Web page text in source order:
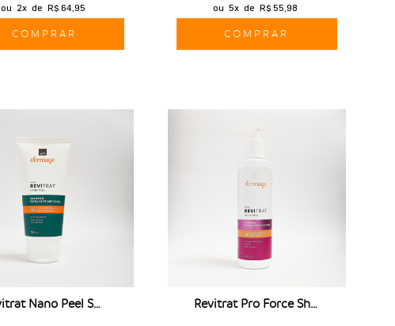
ou 2x de R$ 64,95
COMPRAR
ou 5x de R$ 55,98
COMPRAR
Revitrat Nano Peel Shampoo Revitrat Pro Force Shampoo